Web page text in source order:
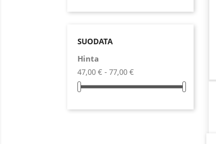
SUODATA
Hinta
47,00 € - 77,00 €